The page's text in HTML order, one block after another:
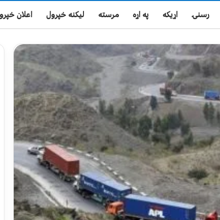
رسنۍ اړیکه په اړه مرسته لیکنه خپرول اعلان